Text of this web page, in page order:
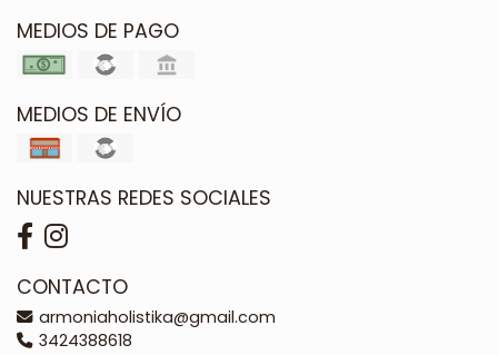
MEDIOS DE PAGO
MEDIOS DE ENVÍO
NUESTRAS REDES SOCIALES
CONTACTO
armoniaholistika@gmail.com
3424388618